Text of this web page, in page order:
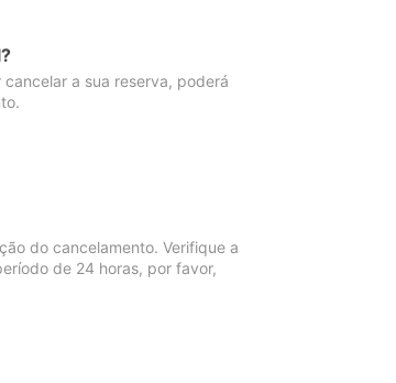
a sua reserva, poderá
do cancelamento. Verifique a
de 24 horas, por favor,